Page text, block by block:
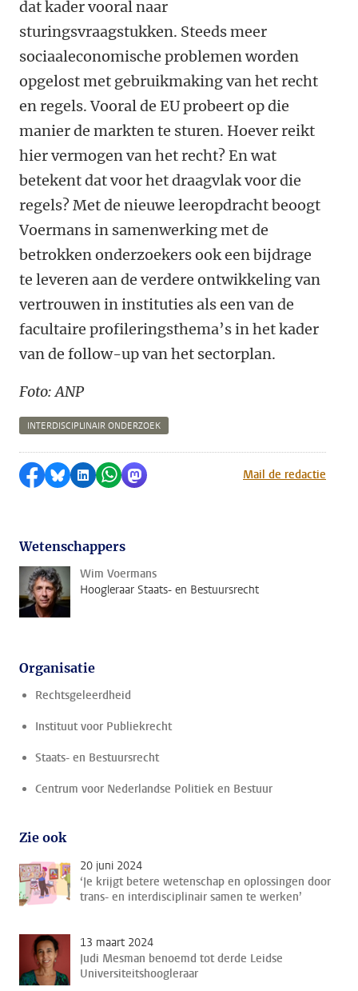
dat kader vooral naar
sturingsvraagstukken. Steeds meer
sociaaleconomische problemen worden
opgelost met gebruikmaking van het recht
en regels. Vooral de EU probeert op die
manier de markten te sturen. Hoever reikt
hier vermogen van het recht? En wat
betekent dat voor het draagvlak voor die
regels? Met de nieuwe leeropdracht beoogt
Voermans in samenwerking met de
betrokken onderzoekers ook een bijdrage
te leveren aan de verdere ontwikkeling van
vertrouwen in instituties als een van de
facultaire profileringsthema’s in het kader
van de follow-up van het sectorplan.
Foto: ANP
INTERDISCIPLINAIR ONDERZOEK
Delen op Facebook
Delen via Bluesky
Delen op LinkedIn
Delen via WhatsApp
Delen via MastodonMail de redactie
Wetenschappers
Wim Voermans
Hoogleraar Staats- en Bestuursrecht
Organisatie
Rechtsgeleerdheid
Instituut voor Publiekrecht
Staats- en Bestuursrecht
Centrum voor Nederlandse Politiek en Bestuur
Zie ook
20 juni 2024
‘Je krijgt betere wetenschap en oplossingen door
trans- en interdisciplinair samen te werken’
13 maart 2024
Judi Mesman benoemd tot derde Leidse
Universiteitshoogleraar